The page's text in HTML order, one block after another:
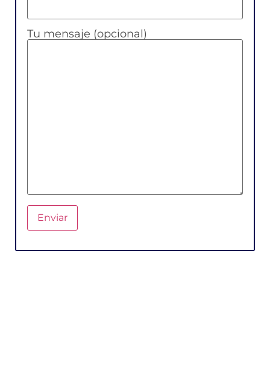
Tu mensaje (opcional)